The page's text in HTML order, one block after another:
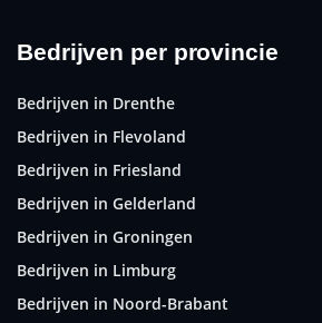
Bedrijven per provincie
Bedrijven in Drenthe
Bedrijven in Flevoland
Bedrijven in Friesland
Bedrijven in Gelderland
Bedrijven in Groningen
Bedrijven in Limburg
Bedrijven in Noord-Brabant